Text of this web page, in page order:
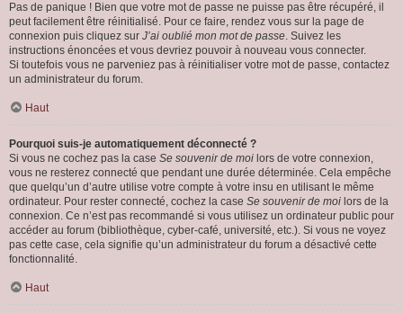
Pas de panique ! Bien que votre mot de passe ne puisse pas être récupéré, il
peut facilement être réinitialisé. Pour ce faire, rendez vous sur la page de
connexion puis cliquez sur J’ai oublié mon mot de passe. Suivez les
instructions énoncées et vous devriez pouvoir à nouveau vous connecter.
Si toutefois vous ne parveniez pas à réinitialiser votre mot de passe, contactez
un administrateur du forum.
Haut
Pourquoi suis-je automatiquement déconnecté ?
Si vous ne cochez pas la case Se souvenir de moi lors de votre connexion,
vous ne resterez connecté que pendant une durée déterminée. Cela empêche
que quelqu’un d’autre utilise votre compte à votre insu en utilisant le même
ordinateur. Pour rester connecté, cochez la case Se souvenir de moi lors de la
connexion. Ce n’est pas recommandé si vous utilisez un ordinateur public pour
accéder au forum (bibliothèque, cyber-café, université, etc.). Si vous ne voyez
pas cette case, cela signifie qu’un administrateur du forum a désactivé cette
fonctionnalité.
Haut